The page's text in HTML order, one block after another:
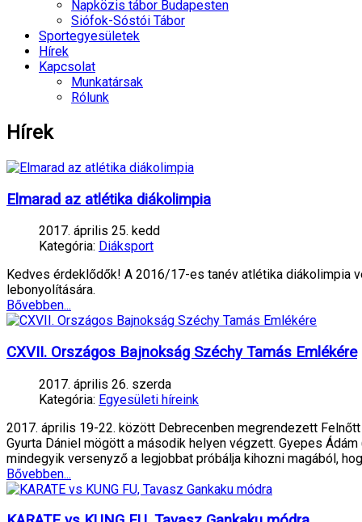
Napközis tábor Budapesten
Siófok-Sóstói Tábor
Sportegyesületek
Hírek
Kapcsolat
Munkatársak
Rólunk
Hírek
Elmarad az atlétika diákolimpia
2017. április 25. kedd
Kategória: Diáksport
Kedves érdeklődők! A 2016/17-es tanév atlétika diákolimpia
lebonyolítására.
Bővebben...
CXVII. Országos Bajnokság Széchy Tamás Emlékére
2017. április 26. szerda
Kategória: Egyesületi híreink
2017. április 19-22. között Debrecenben megrendezett
Gyurta Dániel mögött a második helyen végzett. Gyepes
mindegyik versenyző a legjobbat próbálja kihozni magából,
Bővebben...